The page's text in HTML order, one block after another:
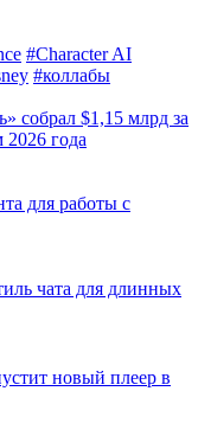
#Character AI
#коллабы
собрал $1,15 млрд за
года
для работы с
чата для длинных
новый плеер в